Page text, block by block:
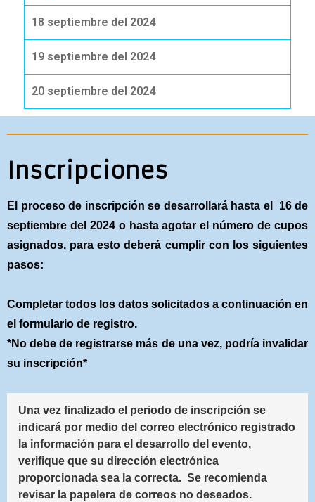
18 septiembre del 2024
19 septiembre del 2024
20 septiembre del 2024
Inscripciones
El proceso de inscripción se desarrollará hasta el 16 de
septiembre del 2024 o hasta agotar el número de cupos
asignados, para esto deberá cumplir con los siguientes
pasos:
Completar todos los datos solicitados a continuación en
el formulario de registro.
*No debe de registrarse más de una vez, podría invalidar
su inscripción*
Una vez finalizado el periodo de inscripción se
indicará por medio del correo electrónico registrado
la información para el desarrollo del evento,
verifique que su dirección electrónica
proporcionada sea la correcta.  Se recomienda
revisar la papelera de correos no deseados.